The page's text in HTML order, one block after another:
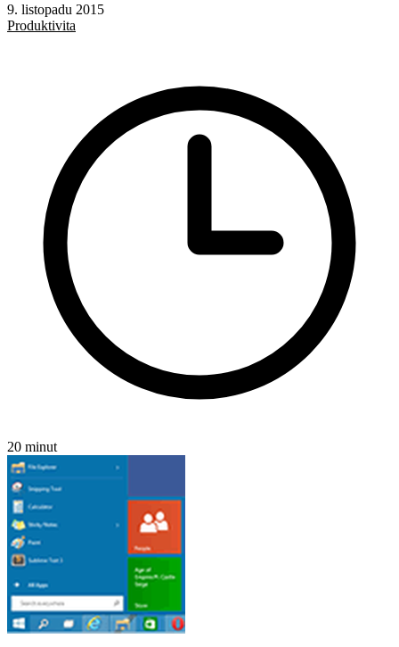
9. listopadu 2015
Produktivita
20 minut